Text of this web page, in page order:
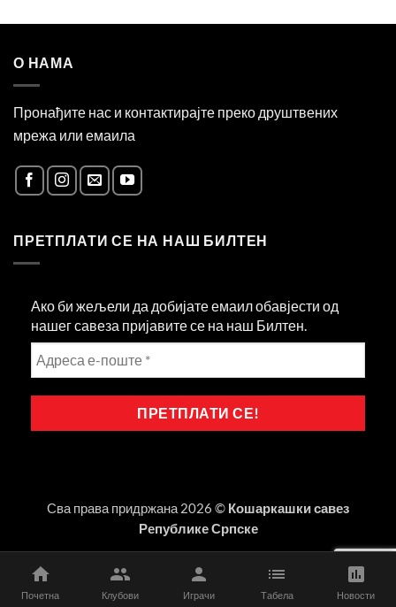
О НАМА
Пронађите нас и контактирајте преко друштвених
мрежа или емаила
ПРЕТПЛАТИ СЕ НА НАШ БИЛТЕН
Ако би жељели да добијате емаил обавјести од
нашег савеза пријавите се на наш Билтен.
Сва права придржана 2026 © Кошаркашки савез
Републике Српске
Почетна Клубови Играчи Табела Новости